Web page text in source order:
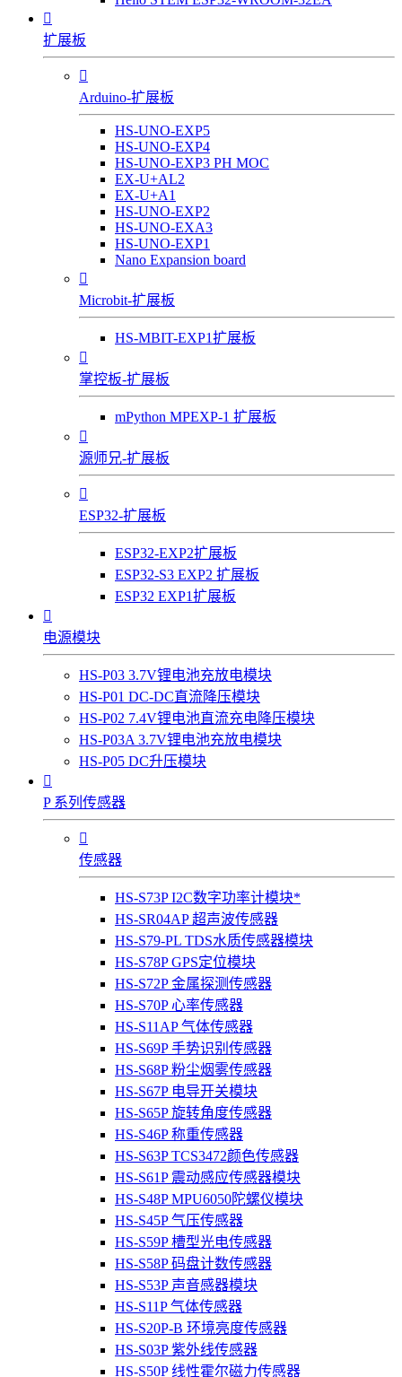

扩展板

Arduino-扩展板
HS-UNO-EXP5
HS-UNO-EXP4
HS-UNO-EXP3 PH MOC
EX-U+AL2
EX-U+A1
HS-UNO-EXP2
HS-UNO-EXA3
HS-UNO-EXP1
Nano Expansion board

Microbit-扩展板
HS-MBIT-EXP1扩展板

掌控板-扩展板
mPython MPEXP-1 扩展板

源师兄-扩展板

ESP32-扩展板
ESP32-EXP2扩展板
ESP32-S3 EXP2 扩展板
ESP32 EXP1扩展板

电源模块
HS-P03 3.7V锂电池充放电模块
HS-P01 DC-DC直流降压模块
HS-P02 7.4V锂电池直流充电降压模块
HS-P03A 3.7V锂电池充放电模块
HS-P05 DC升压模块

P 系列传感器

传感器
HS-S73P I2C数字功率计模块*
HS-SR04AP 超声波传感器
HS-S79-PL TDS水质传感器模块
HS-S78P GPS定位模块
HS-S72P 金属探测传感器
HS-S70P 心率传感器
HS-S11AP 气体传感器
HS-S69P 手势识别传感器
HS-S68P 粉尘烟雾传感器
HS-S67P 电导开关模块
HS-S65P 旋转角度传感器
HS-S46P 称重传感器
HS-S63P TCS3472颜色传感器
HS-S61P 震动感应传感器模块
HS-S48P MPU6050陀螺仪模块
HS-S45P 气压传感器
HS-S59P 槽型光电传感器
HS-S58P 码盘计数传感器
HS-S53P 声音感器模块
HS-S11P 气体传感器
HS-S20P-B 环境亮度传感器
HS-S03P 紫外线传感器
HS-S50P 线性霍尔磁力传感器